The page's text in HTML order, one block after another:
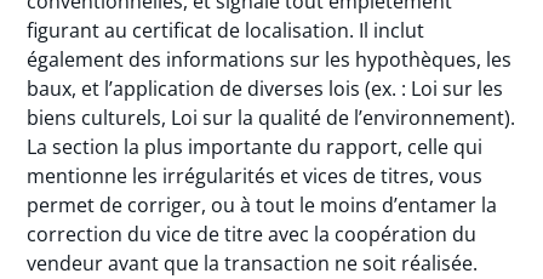
figurant au certificat de localisation. Il inclut
également des informations sur les hypothèques, les
baux, et l’application de diverses lois (ex. : Loi sur les
biens culturels, Loi sur la qualité de l’environnement).
La section la plus importante du rapport, celle qui
mentionne les irrégularités et vices de titres, vous
permet de corriger, ou à tout le moins d’entamer la
correction du vice de titre avec la coopération du
vendeur avant que la transaction ne soit réalisée.